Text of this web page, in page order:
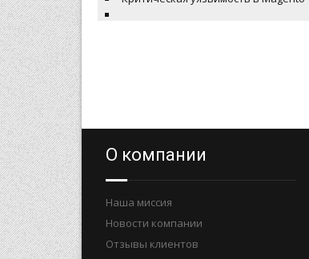
О компании
Наша миссия
Новости компании
Отзывы клиентов